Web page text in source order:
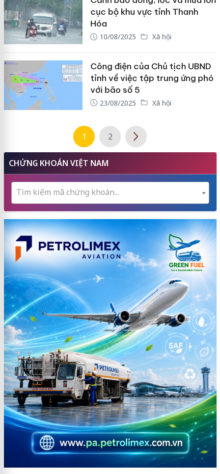
cục bộ khu vực tỉnh Thanh
Hóa
10/08/2025 Xã hội
Công điện của Chủ tịch UBND
tỉnh về việc tập trung ứng phó
với bão số 5
23/08/2025 Xã hội
1 2
CHỨNG KHOÁN VIỆT NAM
Tìm kiếm mã chứng khoán...